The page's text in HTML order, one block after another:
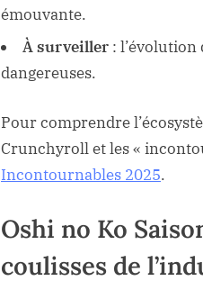
émouvante.
À surveiller :
dangereuses.
Pour comprendre
Crunchyroll et les «
Incontournables 2025.
Oshi no Ko
coulisses de